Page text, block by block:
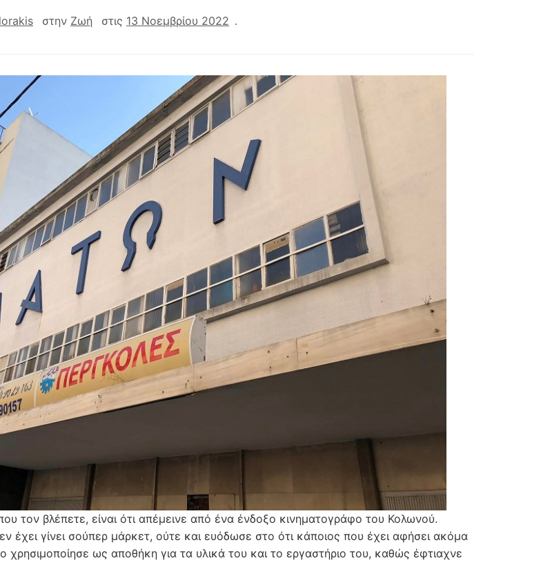
στην Ζωή στις 13 Νοεμβρίου 2022 .
τον βλέπετε, είναι ότι απέμεινε από ένα ένδοξο κινηματογράφο του Κολωνού.
έχει γίνει σούπερ μάρκετ, ούτε και ευόδωσε στο ότι κάποιος που έχει αφήσει ακόμα
χρησιμοποίησε ως αποθήκη για τα υλικά του και το εργαστήριο του, καθώς έφτιαχνε